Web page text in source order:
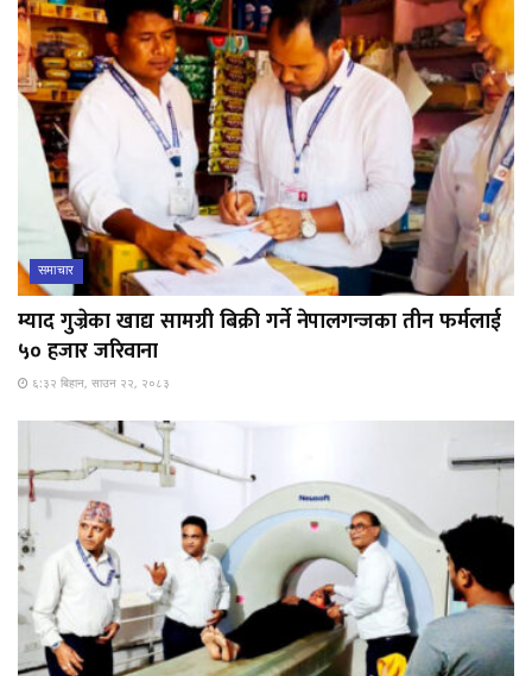
समाचार
म्याद गुज्रेका खाद्य सामग्री बिक्री गर्ने नेपालगन्जका तीन फर्मलाई
५० हजार जरिवाना
६:३२ बिहान, साउन २२, २०८३